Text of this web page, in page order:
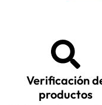
Verificación
productos